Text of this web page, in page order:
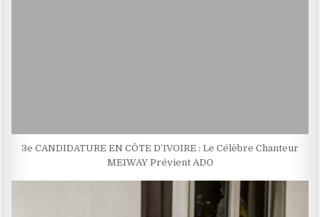
3e CANDIDATURE EN CÔTE D’IVOIRE : Le Célèbre Chanteur
MEIWAY Prévient ADO